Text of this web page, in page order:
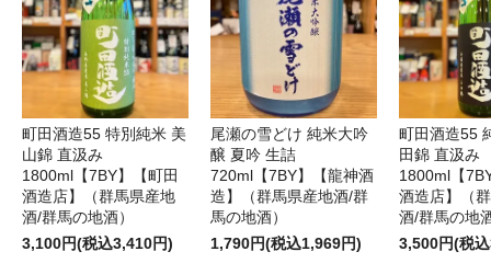
町田酒造55 特別純米 美
山錦 直汲み
1800ml【7BY】【町田
酒造店】（群馬県産地
酒/群馬の地酒）
3,100円(税込3,410円)
尾瀬の雪どけ 純米大吟
醸 夏吟 生詰
720ml【7BY】【龍神酒
造】（群馬県産地酒/群
馬の地酒）
1,790円(税込1,969円)
町田酒造55
田錦 直汲み
1800ml【
酒造店】（
酒/群馬の地
3,500円(税